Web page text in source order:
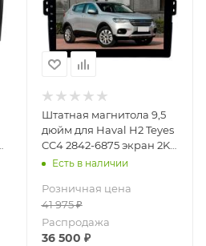
Штатная магнитола 9,5
дюйм для Haval H2 Teyes
CC4 2842-6875 экран 2K
Android 13 6+64 Gb
Есть в наличии
Розничная цена
41 975₽
Распродажа
36 500 ₽